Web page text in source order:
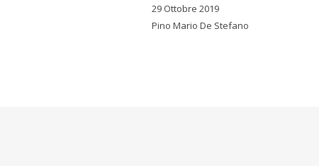
29 Ottobre 2019
Pino Mario De Stefano